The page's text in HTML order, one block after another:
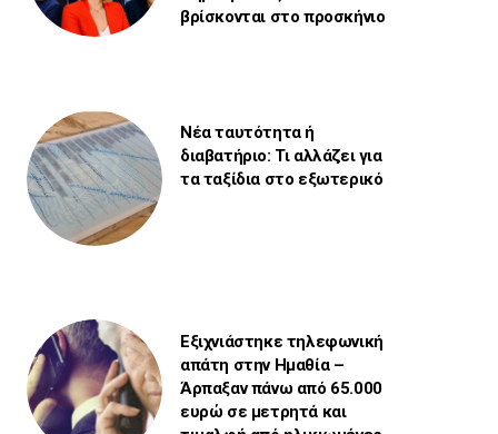
βρίσκονται στο προσκήνιο
Νέα ταυτότητα ή
διαβατήριο: Τι αλλάζει για
τα ταξίδια στο εξωτερικό
Εξιχνιάστηκε τηλεφωνική
απάτη στην Ημαθία –
Άρπαξαν πάνω από 65.000
ευρώ σε μετρητά και